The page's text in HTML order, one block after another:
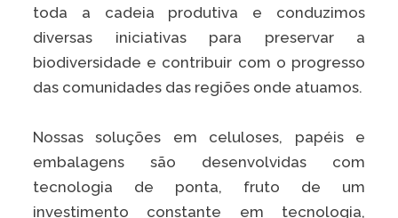
toda a cadeia produtiva e conduzimos
diversas iniciativas para preservar a
biodiversidade e contribuir com o progresso
das comunidades das regiões onde atuamos.
Nossas soluções em celuloses, papéis e
embalagens são desenvolvidas com
tecnologia de ponta, fruto de um
investimento constante em tecnologia,